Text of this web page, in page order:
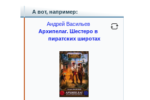
А вот, например:
Андрей Васильев
Архипелаг. Шестеро в
пиратских широтах